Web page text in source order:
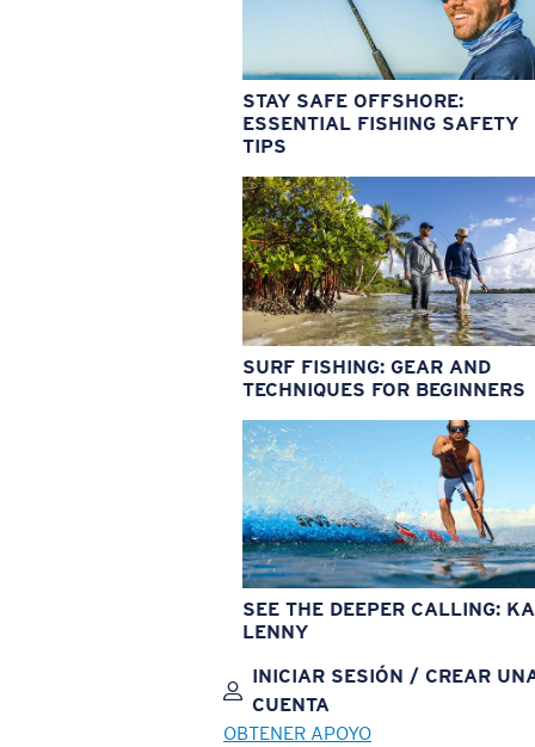
STAY SAFE OFFSHORE:
ESSENTIAL FISHING SAFETY
TIPS
SURF FISHING: GEAR AND
TECHNIQUES FOR BEGINNERS
SEE THE DEEPER CALLING:
LENNY
INICIAR SESIÓN / CREAR
CUENTA
OBTENER APOYO